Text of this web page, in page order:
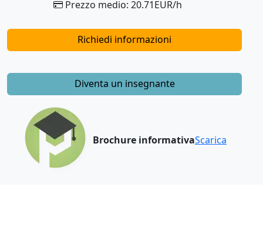
Prezzo medio: 20.71EUR/h
Richiedi informazioni
Diventa un insegnante
Brochure informativaScarica